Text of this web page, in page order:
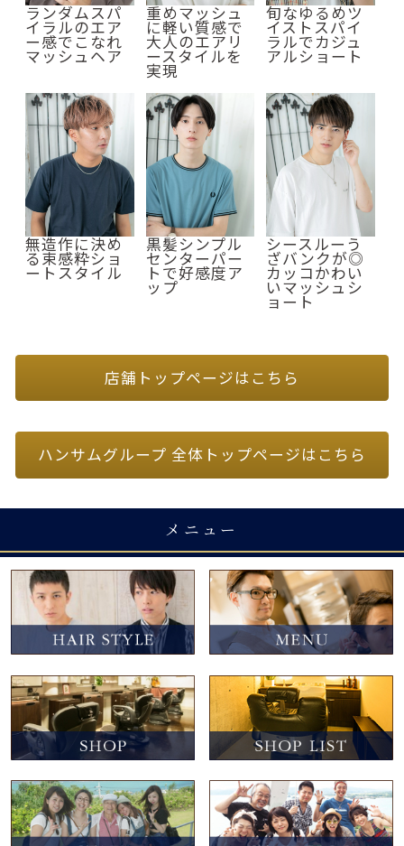
ランダムスパ
イラルのエア
ー感でこなれ
マッシュヘア
重めマッシュ
に軽い質感で
大人のエアリ
ースタイルを
実現
旬なゆるめツ
イストスパイ
ラルでカジュ
アルショート
無造作に決め
る束感粋ショ
ートスタイル
黒髪シンプル
センターパー
トで好感度ア
ップ
シースルーう
ざバンクが◎
カッコかわい
いマッシュシ
ョート
店舗トップページはこちら
ハンサムグループ 全体トップページはこちら
メニュー